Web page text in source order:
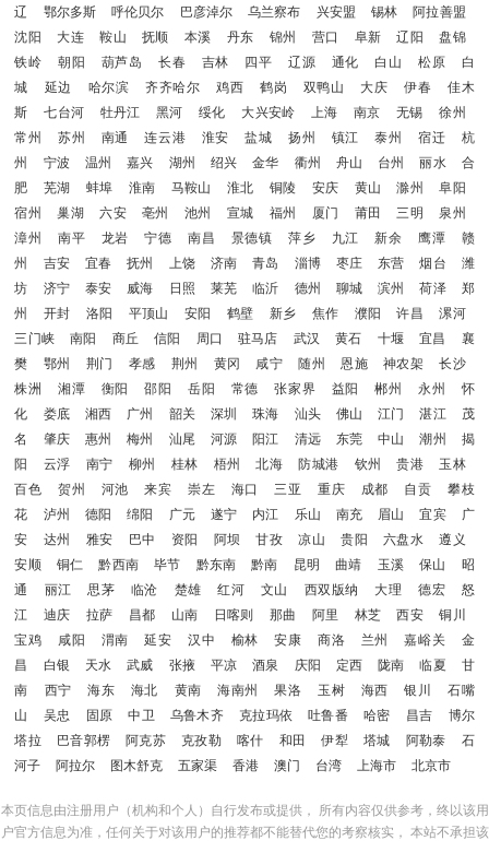
辽
鄂尔多斯 呼伦贝尔 巴彦淖尔 乌兰察布 兴安盟 锡林
阿拉善盟
沈阳
大连 鞍山 抚顺 本溪 丹东 锦州 营口 阜新 辽阳
盘锦
铁岭
朝阳 葫芦岛 长春 吉林 四平 辽源 通化 白山 松原
白
城
延边 哈尔滨 齐齐哈尔 鸡西 鹤岗 双鸭山 大庆 伊春
佳木
斯
七台河 牡丹江 黑河 绥化 大兴安岭 上海 南京 无锡
徐州
常州
苏州 南通 连云港 淮安 盐城 扬州 镇江 泰州 宿迁
杭
州
宁波 温州 嘉兴 湖州 绍兴 金华 衢州 舟山 台州 丽水
合
肥
芜湖 蚌埠 淮南 马鞍山 淮北 铜陵 安庆 黄山 滁州
阜阳
宿州
巢湖 六安 亳州 池州 宣城 福州 厦门 莆田 三明
泉州
漳州
南平 龙岩 宁德 南昌 景德镇 萍乡 九江 新余 鹰潭
赣
州
吉安 宜春 抚州 上饶 济南 青岛 淄博 枣庄 东营 烟台
潍
坊
济宁 泰安 威海 日照 莱芜 临沂 德州 聊城 滨州 荷泽
郑
州
开封 洛阳 平顶山 安阳 鹤壁 新乡 焦作 濮阳 许昌
漯河
三门峡
南阳 商丘 信阳 周口 驻马店 武汉 黄石 十堰 宜昌
襄
樊
鄂州 荆门 孝感 荆州 黄冈 咸宁 随州 恩施 神农架
长沙
株洲
湘潭 衡阳 邵阳 岳阳 常德 张家界 益阳 郴州 永州
怀
化
娄底 湘西 广州 韶关 深圳 珠海 汕头 佛山 江门 湛江
茂
名
肇庆 惠州 梅州 汕尾 河源 阳江 清远 东莞 中山 潮州
揭
阳
云浮 南宁 柳州 桂林 梧州 北海 防城港 钦州 贵港
玉林
百色
贺州 河池 来宾 崇左 海口 三亚 重庆 成都 自贡
攀枝
花
泸州 德阳 绵阳 广元 遂宁 内江 乐山 南充 眉山 宜宾
广
安
达州 雅安 巴中 资阳 阿坝 甘孜 凉山 贵阳 六盘水
遵义
安顺
铜仁 黔西南 毕节 黔东南 黔南 昆明 曲靖 玉溪 保山
昭
通
丽江 思茅 临沧 楚雄 红河 文山 西双版纳 大理 德宏
怒
江
迪庆 拉萨 昌都 山南 日喀则 那曲 阿里 林芝 西安
铜川
宝鸡
咸阳 渭南 延安 汉中 榆林 安康 商洛 兰州 嘉峪关
金
昌
白银 天水 武威 张掖 平凉 酒泉 庆阳 定西 陇南 临夏
甘
南
西宁 海东 海北 黄南 海南州 果洛 玉树 海西 银川
石嘴
山
吴忠 固原 中卫 乌鲁木齐 克拉玛依 吐鲁番 哈密 昌吉
博尔
塔拉
巴音郭楞 阿克苏 克孜勒 喀什 和田 伊犁 塔城 阿勒泰
石
河子
阿拉尔 图木舒克 五家渠 香港 澳门 台湾 上海市 北京市
本页信息由注册用户（机构和个人）自行发布或提供， 所有内容仅供参考，终以该用
户官方信息为准，任何关于对该用户的推荐都不能替代您的考察核实， 本站不承担该